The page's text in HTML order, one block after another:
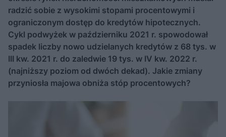
radzić sobie z wysokimi stopami procentowymi i
ograniczonym dostęp do kredytów hipotecznych.
Cykl podwyżek w październiku 2021 r. spowodował
spadek liczby nowo udzielanych kredytów z 68 tys. w
III kw. 2021 r. do zaledwie 19 tys. w IV kw. 2022 r.
(najniższy poziom od dwóch dekad). Jakie zmiany
przyniosła majowa obniża stóp procentowych?